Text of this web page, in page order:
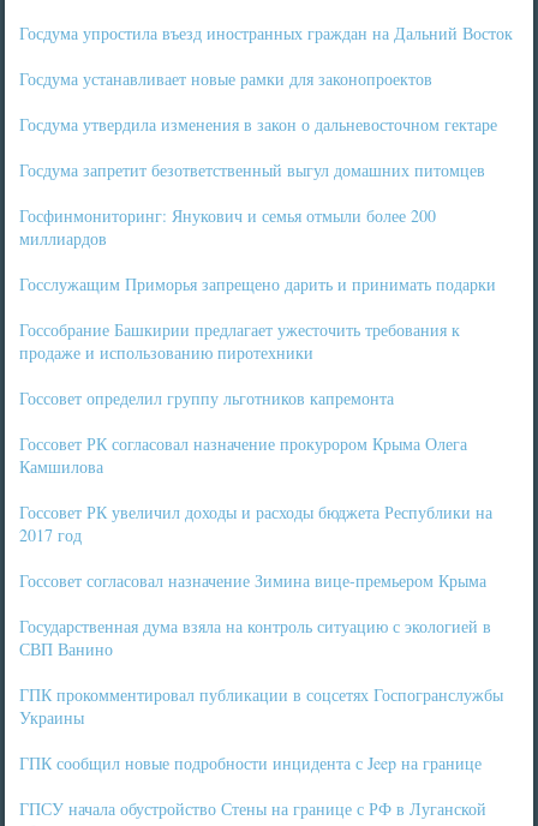
Госдума упростила въезд иностранных граждан на Дальний Восток
Госдума устанавливает новые рамки для законопроектов
Госдума утвердила изменения в закон о дальневосточном гектаре
Госдума запретит безответственный выгул домашних питомцев
Госфинмониторинг: Янукович и семья отмыли более 200
миллиардов
Госслужащим Приморья запрещено дарить и принимать подарки
Госсобрание Башкирии предлагает ужесточить требования к
продаже и использованию пиротехники
Госсовет определил группу льготников капремонта
Госсовет РК согласовал назначение прокурором Крыма Олега
Камшилова
Госсовет РК увеличил доходы и расходы бюджета Республики на
2017 год
Госсовет согласовал назначение Зимина вице-премьером Крыма
Государственная дума взяла на контроль ситуацию с экологией в
СВП Ванино
ГПК прокомментировал публикации в соцсетях Госпогранслужбы
Украины
ГПК сообщил новые подробности инцидента с Jeep на границе
ГПСУ начала обустройство Стены на границе с РФ в Луганской